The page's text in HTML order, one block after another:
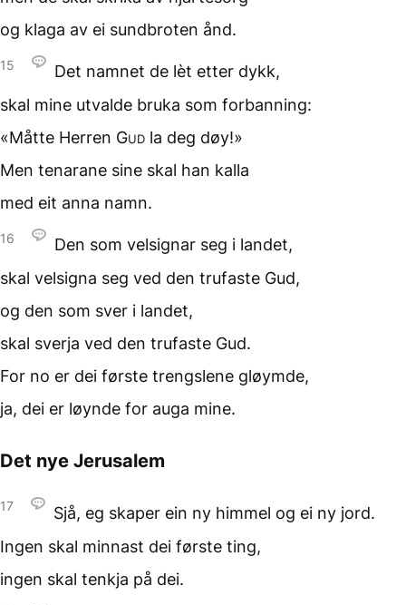
og klaga av ei sundbroten ånd.
15 Det namnet de lèt etter dykk,
skal mine utvalde bruka som forbanning:
«Måtte Herren Gud la deg døy!»
Men tenarane sine skal han kalla
med eit anna namn.
16 Den som velsignar seg i landet,
skal velsigna seg ved den trufaste Gud,
og den som sver i landet,
skal sverja ved den trufaste Gud.
For no er dei første trengslene gløymde,
ja, dei er løynde for auga mine.
Det nye Jerusalem
17 Sjå, eg skaper ein ny himmel og ei ny jord.
Ingen skal minnast dei første ting,
ingen skal tenkja på dei.